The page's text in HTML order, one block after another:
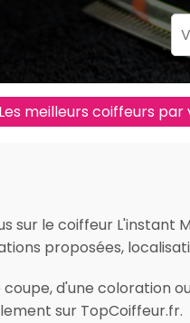
Les meilleurs coiffeurs par
sur le coiffeur L'instant
proposées,
coupe, d'une coloration
sur TopCoiffeur.fr.